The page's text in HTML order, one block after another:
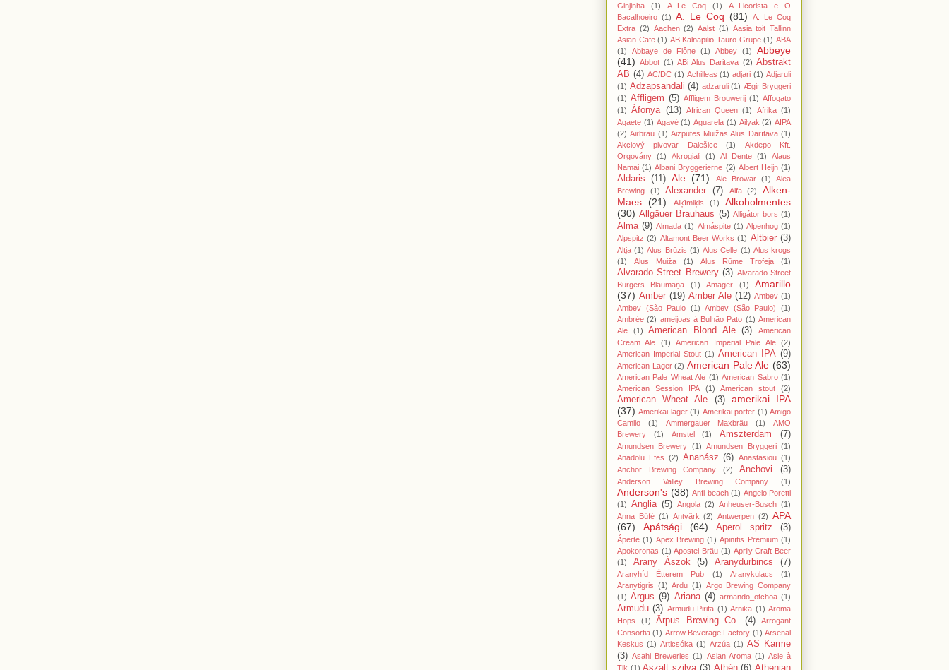
Ginjinha
(1) A Le Coq (1)
A Licorista e O
Bacalhoeiro (1) A. Le Coq (81)
A. Le Coq
Extra (2) Aachen (2) Aalst (1) Aasia toit Tallinn
Asian Cafe (1) AB Kalnapilio-Tauro Grupė (1) ABA
(1)
Abbaye de Flône (1) Abbey (1)
Abbeye
(41)
Abbot (1) ABi Alus Daritava (2) Abstrakt
AB (4) AC/DC (1) Achilleas (1) adjari (1) Adjaruli
(1) Adzapsandali (4) adzaruli (1) Ægir Bryggeri
(1) Affligem (5) Affligem Brouwerij (1) Affogato
(1)
Áfonya (13) African Queen (1) Afrika (1)
Agaete (1) Agavé (1) Aguarela (1) Ailyak (2) AIPA
(2) Airbräu (1) Aizputes Muižas Alus Darītava (1)
Akciový pivovar Dalešice
(1)
Akdepo Kft.
Orgovány (1) Akrogiali (1) Al Dente (1)
Alaus
Namai (1) Albani Bryggerierne (2) Albert Heijn (1)
Aldaris (11) Ale (71) Ale Browar (1)
Alea
Brewing
(1) Alexander (7) Alfa (2)
Alken-
Maes
(21) Alķīmiķis (1)
Alkoholmentes
(30) Allgäuer Brauhaus (5) Alligátor bors (1)
Alma (9) Almada (1) Almáspite (1) Alpenhog (1)
Alpspitz (2) Altamont Beer Works (1) Altbier (3)
Altja (1) Alus Brūzis (1) Alus Celle (1) Alus krogs
(1)
Alus Muiža (1) Alus Rūme Trofeja (1)
Alvarado Street Brewery (3) Alvarado Street
Burgers Blaumaņa
(1) Amager (1)
Amarillo
(37) Amber (19) Amber Ale (12) Ambev (1)
Ambev (São Paulo (1) Ambev (São Paulo)
(1)
Ambrée (2) ameijoas à Bulhão Pato (1) American
Ale
(1) American Blond Ale (3)
American
Cream Ale
(1) American Imperial Pale Ale
(2)
American Imperial Stout (1) American IPA (9)
American Lager (2) American Pale Ale (63)
American Pale Wheat Ale (1) American Sabro (1)
American Session IPA
(1) American stout (2)
American Wheat Ale (3)
amerikai IPA
(37) Amerikai lager (1) Amerikai porter (1) Amigo
Camilo
(1) Ammergauer Maxbräu (1)
AMO
Brewery
(1) Amstel (1) Amszterdam (7)
Amundsen Brewery (1) Amundsen Bryggeri (1)
Anadolu Efes (2) Ananász (6) Anastasiou (1)
Anchor Brewing Company
(2) Anchovi (3)
Anderson Valley Brewing Company (1)
Anderson's (38) Anfi beach (1) Angelo Poretti
(1) Anglia (5) Angola (2) Anheuser-Busch (1)
Anna Büfé (1) Antvärk (2) Antwerpen (2) APA
(67)
Apátsági (64) Aperol spritz (3)
Áperte (1) Apex Brewing (1) Apinītis Premium (1)
Apokoronas (1) Apostel Bräu (1) Aprily Craft Beer
(1)
Arany Ászok (5) Aranydurbincs (7)
Aranyhíd Étterem Pub (1) Aranykulacs
(1)
Aranytigris (1) Ardu (1) Argo Brewing Company
(1) Argus (9) Ariana (4) armando_otchoa (1)
Armudu (3) Armudu Pirita (1) Arnika (1) Aroma
Hops
(1) Ārpus Brewing Co. (4)
Arrogant
Consortia (1) Arrow Beverage Factory (1) Arsenal
Keskus (1) Articsóka (1) Arzúa (1) AS Karme
(3) Asahi Breweries (1) Asian Aroma (1) Asie à
Tik (1) Aszalt szilva (3) Athén (6) Athenian